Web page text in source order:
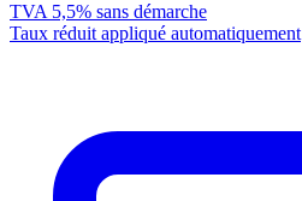
TVA 5,5% sans démarche
Taux réduit appliqué automatiquement